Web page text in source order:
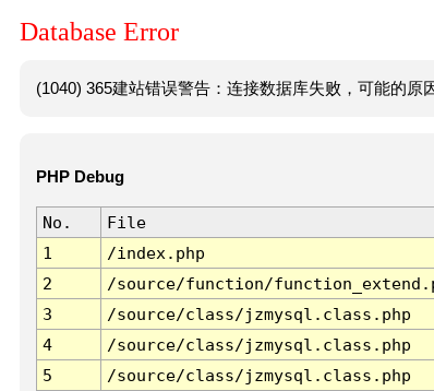
Database Error
(1040) 365建站错误警告：连接数据库失败，可能的原
PHP Debug
No. File
1
/index.php
2
/source/function/
3
/source/class/jzmysql.class.php
4
/source/class/jzmysql.class.php
5
/source/class/jzmysql.class.php